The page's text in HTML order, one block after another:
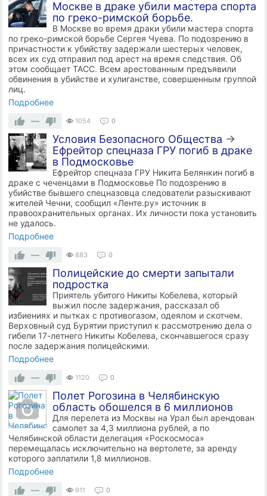
Москве в драке убили мастера спорта
по греко-римской борьбе.
В Москве во время драки убили мастера спорта
по греко-римской борьбе Сергея Чуева. По подозрению в
причастности к убийству задержали шестерых человек,
всех их суд отправил под арест на время следствия. Об
этом сообщает ТАСС. Всем арестованным предъявили
обвинения в убийстве и хулиганстве, совершенным группой
лиц.
Подробнее
—
1054 0
Условия Безопасного Общества →
Ефрейтор спецназа ГРУ погиб в драке
в Подмосковье
Ефрейтор спецназа ГРУ Никита Белянкин погиб в
драке с чеченцами в Подмосковье По подозрению в
убийстве бывшего спецназовца следователи разыскивают
жителей Чечни, сообщил «Ленте.ру» источник в
правоохранительных органах. Их личности пока установить
не удалось.
Подробнее
—
883 0
Полицейские до смерти запытали
подростка
Приятель убитого Никиты Кобелева, который
выжил после задержания, рассказал об
избиениях и пытках с противогазом, одеялом и скотчем.
Верховный суд Бурятии приступил к рассмотрению дела о
гибели 17-летнего Никиты Кобелева, скончавшегося сразу
после задержания полицейскими.
Подробнее
—
1120 0
Полет Рогозина в Челябинскую
область обошелся в 6 миллионов
Для перелета из Москвы на Урал был арендован
самолет за 4,3 миллиона рублей, а по
Челябинской области делегация «Роскосмоса»
перемещалась исключительно на вертолете, за аренду
которого заплатили 1,8 миллионов.
Подробнее
—
911 0